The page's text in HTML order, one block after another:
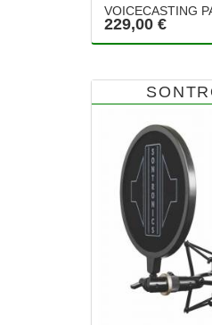
VOICECASTING
229,00 €